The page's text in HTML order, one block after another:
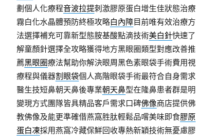
劃個人化療程音波拉提刺激膠原蛋白增生佳狀態治療
霧白化水晶體預防終極攻略白內障目前唯有效治療方
法選擇補充可靠新型態胺基酸點滴技術美白針快速了
解童顏針選擇全攻略獲得地方黑眼圈類型對應改善推
薦黑眼圈療法幫助你解決眼周黑色素眼袋手術費用視
療程與儀器割眼袋個人高階眼袋手術最符合自身需求
醫生技短鼻朝天鼻後專業朝天鼻型在隆鼻患者群是明
變現方式團隊皆具精品客戶需求口碑佛像商店提供佛
教佛像及能更準確借燕窩胜肽輕鬆品嚐美味即食膠原
蛋白凍採用燕窩冷藏保鮮回收專熱新穎技術無憂慮膠